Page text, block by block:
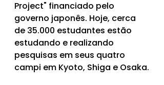
Project" financiado pelo
governo japonês. Hoje, cerca
de 35.000 estudantes estão
estudando e realizando
pesquisas em seus quatro
campi em Kyoto, Shiga e Osaka.